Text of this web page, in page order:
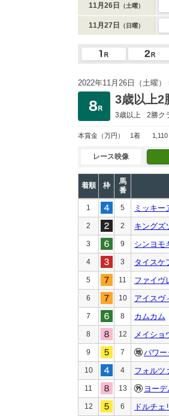
11月26日 （土曜）
11月27日 （日曜）
2022年11月26日（土曜）
3歳以上2
3歳以上 2勝ク
本賞金 （万円） 1着 1,110
レース映像
着順 枠
馬
番
1 5 ミッキー
2 2 キングズ
3 9 シンヨモ
4 3 タイスケ
5 11 ファイヴ
6 10 アイスヴ
7 8 カムカム
8 12 メイショ
9 7 パワー
10 4 フォルツ
11 13 ヨーデ
12 6 ドルチェ